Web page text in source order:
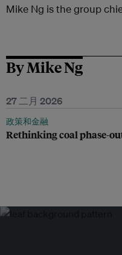
Mike Ng is the group
By Mike Ng
27 二月 2026
政策和金融
Rethinking coal phase-